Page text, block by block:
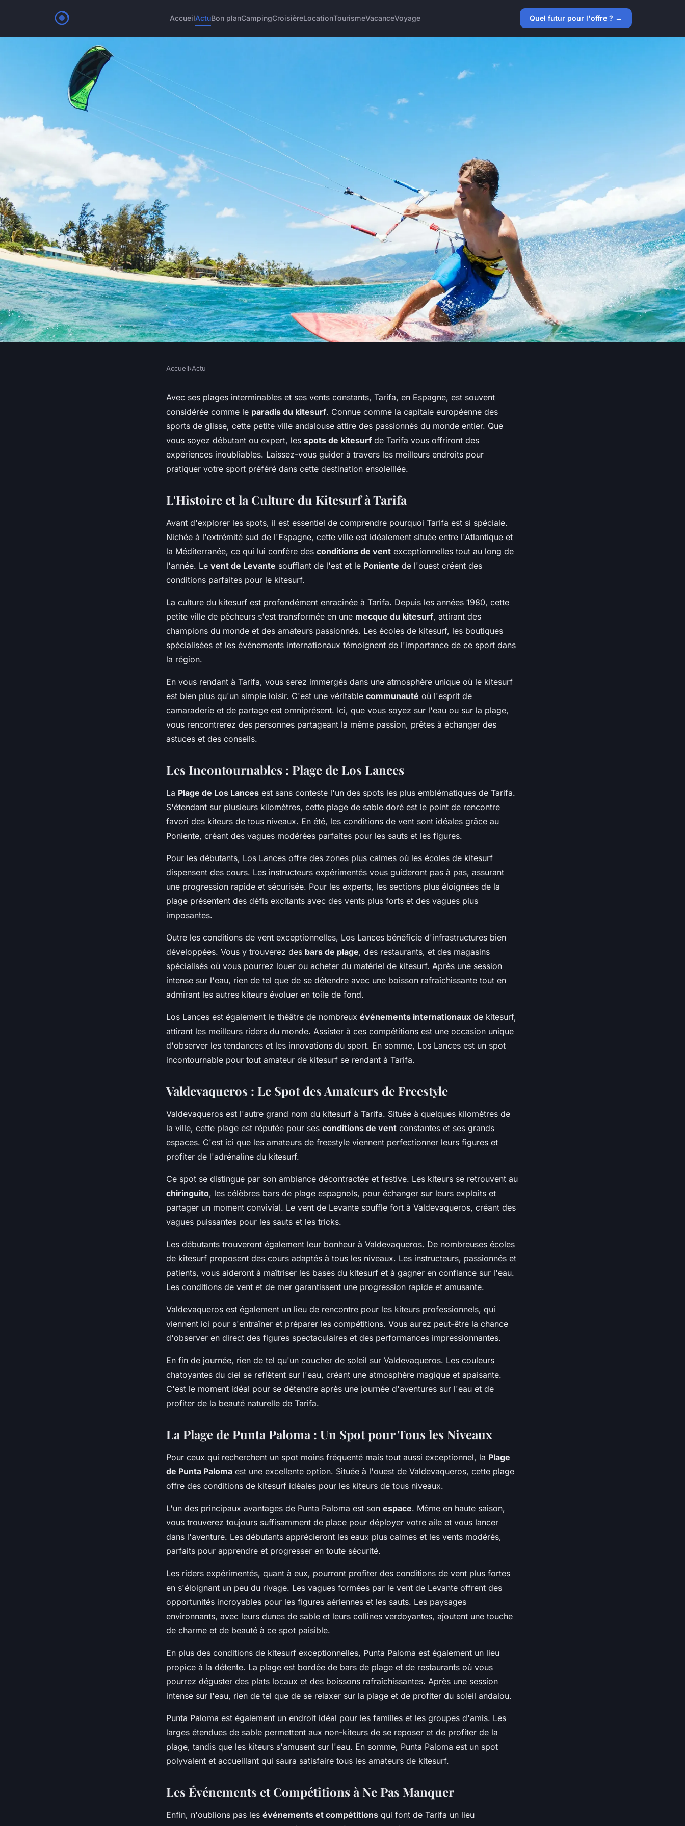
AccueilActuBon planCampingCroisièreLocationTourismeVacanceVoyage Quel futur pour l'offre ? →
Quels sont les meilleurs spots pour
faire du kitesurf à Tarifa, Espagne?
Accueil›Actu
Avec ses plages interminables et ses vents constants, Tarifa, en Espagne, est souvent
considérée comme le paradis du kitesurf. Connue comme la capitale européenne des
sports de glisse, cette petite ville andalouse attire des passionnés du monde entier. Que
vous soyez débutant ou expert, les spots de kitesurf de Tarifa vous offriront des
expériences inoubliables. Laissez-vous guider à travers les meilleurs endroits pour
pratiquer votre sport préféré dans cette destination ensoleillée.
L'Histoire et la Culture du Kitesurf à Tarifa
Avant d'explorer les spots, il est essentiel de comprendre pourquoi Tarifa est si spéciale.
Nichée à l'extrémité sud de l'Espagne, cette ville est idéalement située entre l'Atlantique et
la Méditerranée, ce qui lui confère des conditions de vent exceptionnelles tout au long de
l'année. Le vent de Levante soufflant de l'est et le Poniente de l'ouest créent des
conditions parfaites pour le kitesurf.
La culture du kitesurf est profondément enracinée à Tarifa. Depuis les années 1980, cette
petite ville de pêcheurs s'est transformée en une mecque du kitesurf, attirant des
champions du monde et des amateurs passionnés. Les écoles de kitesurf, les boutiques
spécialisées et les événements internationaux témoignent de l'importance de ce sport dans
la région.
En vous rendant à Tarifa, vous serez immergés dans une atmosphère unique où le kitesurf
est bien plus qu'un simple loisir. C'est une véritable communauté où l'esprit de
camaraderie et de partage est omniprésent. Ici, que vous soyez sur l'eau ou sur la plage,
vous rencontrerez des personnes partageant la même passion, prêtes à échanger des
astuces et des conseils.
Les Incontournables : Plage de Los Lances
La Plage de Los Lances est sans conteste l'un des spots les plus emblématiques de Tarifa.
S'étendant sur plusieurs kilomètres, cette plage de sable doré est le point de rencontre
favori des kiteurs de tous niveaux. En été, les conditions de vent sont idéales grâce au
Poniente, créant des vagues modérées parfaites pour les sauts et les figures.
Pour les débutants, Los Lances offre des zones plus calmes où les écoles de kitesurf
dispensent des cours. Les instructeurs expérimentés vous guideront pas à pas, assurant
une progression rapide et sécurisée. Pour les experts, les sections plus éloignées de la
plage présentent des défis excitants avec des vents plus forts et des vagues plus
imposantes.
Outre les conditions de vent exceptionnelles, Los Lances bénéficie d'infrastructures bien
développées. Vous y trouverez des bars de plage, des restaurants, et des magasins
spécialisés où vous pourrez louer ou acheter du matériel de kitesurf. Après une session
intense sur l'eau, rien de tel que de se détendre avec une boisson rafraîchissante tout en
admirant les autres kiteurs évoluer en toile de fond.
Los Lances est également le théâtre de nombreux événements internationaux de kitesurf,
attirant les meilleurs riders du monde. Assister à ces compétitions est une occasion unique
d'observer les tendances et les innovations du sport. En somme, Los Lances est un spot
incontournable pour tout amateur de kitesurf se rendant à Tarifa.
Valdevaqueros : Le Spot des Amateurs de Freestyle
Valdevaqueros est l'autre grand nom du kitesurf à Tarifa. Située à quelques kilomètres de
la ville, cette plage est réputée pour ses conditions de vent constantes et ses grands
espaces. C'est ici que les amateurs de freestyle viennent perfectionner leurs figures et
profiter de l'adrénaline du kitesurf.
Ce spot se distingue par son ambiance décontractée et festive. Les kiteurs se retrouvent au
chiringuito, les célèbres bars de plage espagnols, pour échanger sur leurs exploits et
partager un moment convivial. Le vent de Levante souffle fort à Valdevaqueros, créant des
vagues puissantes pour les sauts et les tricks.
Les débutants trouveront également leur bonheur à Valdevaqueros. De nombreuses écoles
de kitesurf proposent des cours adaptés à tous les niveaux. Les instructeurs, passionnés et
patients, vous aideront à maîtriser les bases du kitesurf et à gagner en confiance sur l'eau.
Les conditions de vent et de mer garantissent une progression rapide et amusante.
Valdevaqueros est également un lieu de rencontre pour les kiteurs professionnels, qui
viennent ici pour s'entraîner et préparer les compétitions. Vous aurez peut-être la chance
d'observer en direct des figures spectaculaires et des performances impressionnantes.
En fin de journée, rien de tel qu'un coucher de soleil sur Valdevaqueros. Les couleurs
chatoyantes du ciel se reflètent sur l'eau, créant une atmosphère magique et apaisante.
C'est le moment idéal pour se détendre après une journée d'aventures sur l'eau et de
profiter de la beauté naturelle de Tarifa.
La Plage de Punta Paloma : Un Spot pour Tous les Niveaux
Pour ceux qui recherchent un spot moins fréquenté mais tout aussi exceptionnel, la Plage
de Punta Paloma est une excellente option. Située à l'ouest de Valdevaqueros, cette plage
offre des conditions de kitesurf idéales pour les kiteurs de tous niveaux.
L'un des principaux avantages de Punta Paloma est son espace. Même en haute saison,
vous trouverez toujours suffisamment de place pour déployer votre aile et vous lancer
dans l'aventure. Les débutants apprécieront les eaux plus calmes et les vents modérés,
parfaits pour apprendre et progresser en toute sécurité.
Les riders expérimentés, quant à eux, pourront profiter des conditions de vent plus fortes
en s'éloignant un peu du rivage. Les vagues formées par le vent de Levante offrent des
opportunités incroyables pour les figures aériennes et les sauts. Les paysages
environnants, avec leurs dunes de sable et leurs collines verdoyantes, ajoutent une touche
de charme et de beauté à ce spot paisible.
En plus des conditions de kitesurf exceptionnelles, Punta Paloma est également un lieu
propice à la détente. La plage est bordée de bars de plage et de restaurants où vous
pourrez déguster des plats locaux et des boissons rafraîchissantes. Après une session
intense sur l'eau, rien de tel que de se relaxer sur la plage et de profiter du soleil andalou.
Punta Paloma est également un endroit idéal pour les familles et les groupes d'amis. Les
larges étendues de sable permettent aux non-kiteurs de se reposer et de profiter de la
plage, tandis que les kiteurs s'amusent sur l'eau. En somme, Punta Paloma est un spot
polyvalent et accueillant qui saura satisfaire tous les amateurs de kitesurf.
Les Événements et Compétitions à Ne Pas Manquer
Enfin, n'oublions pas les événements et compétitions qui font de Tarifa un lieu